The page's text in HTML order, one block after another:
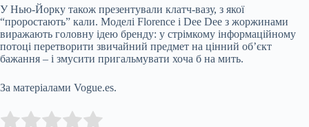
У Нью-Йорку також презентували клатч-вазу, з якої
“проростають” кали. Моделі Florence і Dee Dee з жоржинами
виражають головну ідею бренду: у стрімкому інформаційному
потоці перетворити звичайний предмет на цінний об’єкт
бажання – і змусити пригальмувати хоча б на мить.
За матеріалами Vogue.es.
Rate this item: